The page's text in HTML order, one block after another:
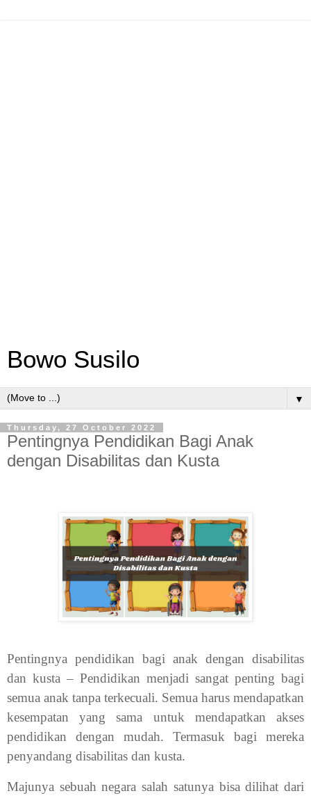
Bowo Susilo
▼
Thursday, 27 October 2022
Pentingnya Pendidikan Bagi Anak
dengan Disabilitas dan Kusta
Pentingnya pendidikan bagi anak dengan disabilitas
dan kusta – Pendidikan menjadi sangat penting bagi
semua anak tanpa terkecuali. Semua harus mendapatkan
kesempatan yang sama untuk mendapatkan akses
pendidikan dengan mudah. Termasuk bagi mereka
penyandang disabilitas dan kusta.
Majunya sebuah negara salah satunya bisa dilihat dari